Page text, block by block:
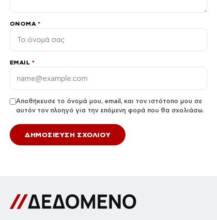
ΌΝΟΜΑ *
EMAIL *
Αποθήκευσε το όνομά μου, email, και τον ιστότοπο μου σε
αυτόν τον πλοηγό για την επόμενη φορά που θα σχολιάσω.